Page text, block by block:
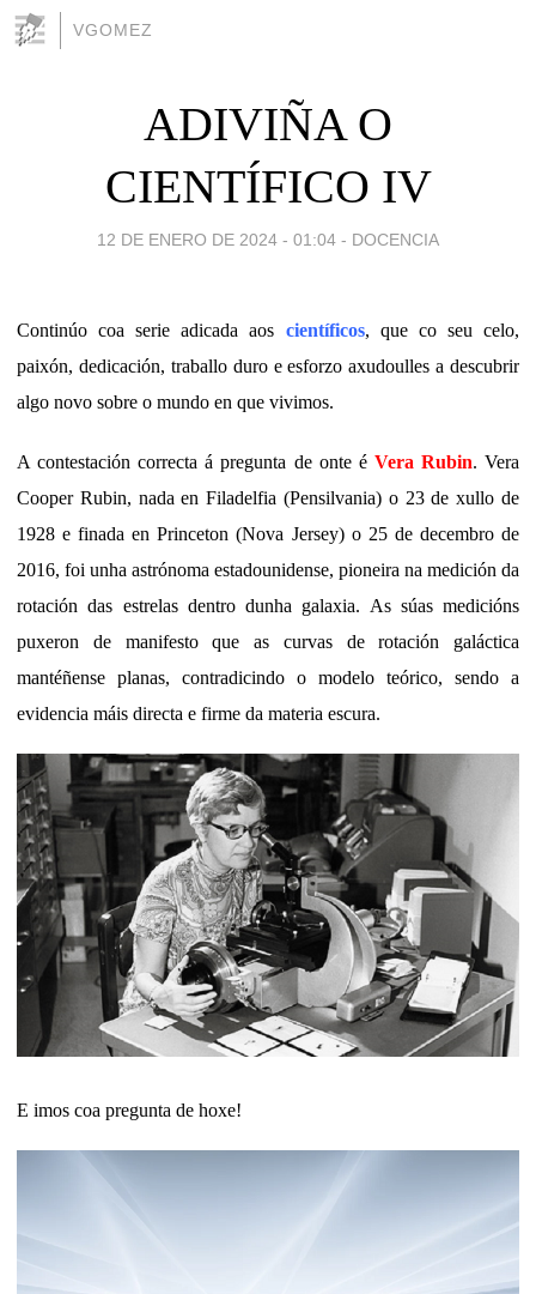
VGOMEZ
ADIVIÑA O
CIENTÍFICO IV
12 DE ENERO DE 2024 - 01:04 - DOCENCIA
Continúo coa serie adicada aos científicos, que co seu celo,
paixón, dedicación, traballo duro e esforzo axudoulles a descubrir
algo novo sobre o mundo en que vivimos.
A contestación correcta á pregunta de onte é Vera Rubin. Vera
Cooper Rubin, nada en Filadelfia (Pensilvania) o 23 de xullo de
1928 e finada en Princeton (Nova Jersey) o 25 de decembro de
2016, foi unha astrónoma estadounidense, pioneira na medición da
rotación das estrelas dentro dunha galaxia. As súas medicións
puxeron de manifesto que as curvas de rotación galáctica
mantéñense planas, contradicindo o modelo teórico, sendo a
evidencia máis directa e firme da materia escura.
E imos coa pregunta de hoxe!